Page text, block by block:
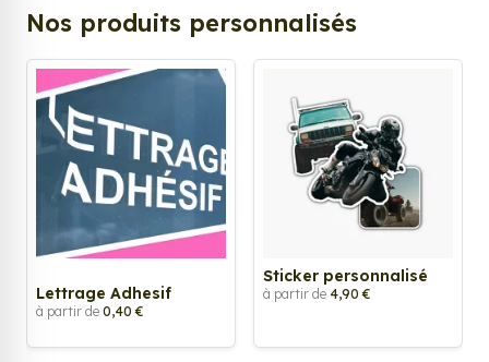
Nos produits personnalisés
Lettrage Adhesif
à partir de 0,40 €
Sticker personnalisé
à partir de 4,90 €